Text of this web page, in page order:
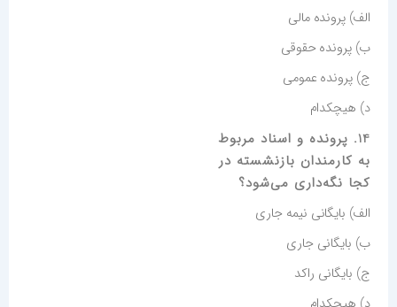
الف) پرونده مالی
ب) پرونده حقوقی
ج) پرونده عمومی
د) هیچکدام
14. پرونده و اسناد مربوط
به کارمندان بازنشسته در
کجا نگه‌داری می‌شود؟
الف) بایگانی نیمه جاری
ب) بایگانی جاری
ج) بایگانی راکد